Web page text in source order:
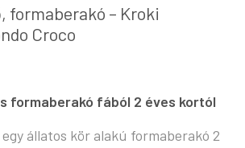
formaberakó – Kroki
Croco
formaberakó fából 2 éves kortól
egy állatos kör alakú formaberakó 2